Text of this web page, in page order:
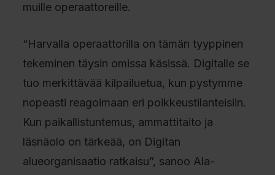
muille operaattoreille.
“Harvalla operaattorilla on tämän tyyppinen
tekeminen täysin omissa käsissä. Digitalle se
tuo merkittävää kilpailuetua, kun pystymme
nopeasti reagoimaan eri poikkeustilanteisiin.
Kun paikallistuntemus, ammattitaito ja
läsnäolo on tärkeää, on Digitan
alueorganisaatio ratkaisu”, sanoo Ala-